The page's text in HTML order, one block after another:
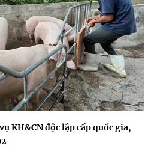
KH&CN độc lập cấp quốc gia,